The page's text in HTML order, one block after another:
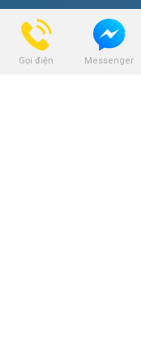
Gọi điện Messenger
Bảng giá tẩy trắng răng